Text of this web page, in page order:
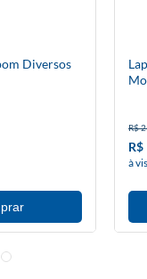
Diversos
R$
R$
à